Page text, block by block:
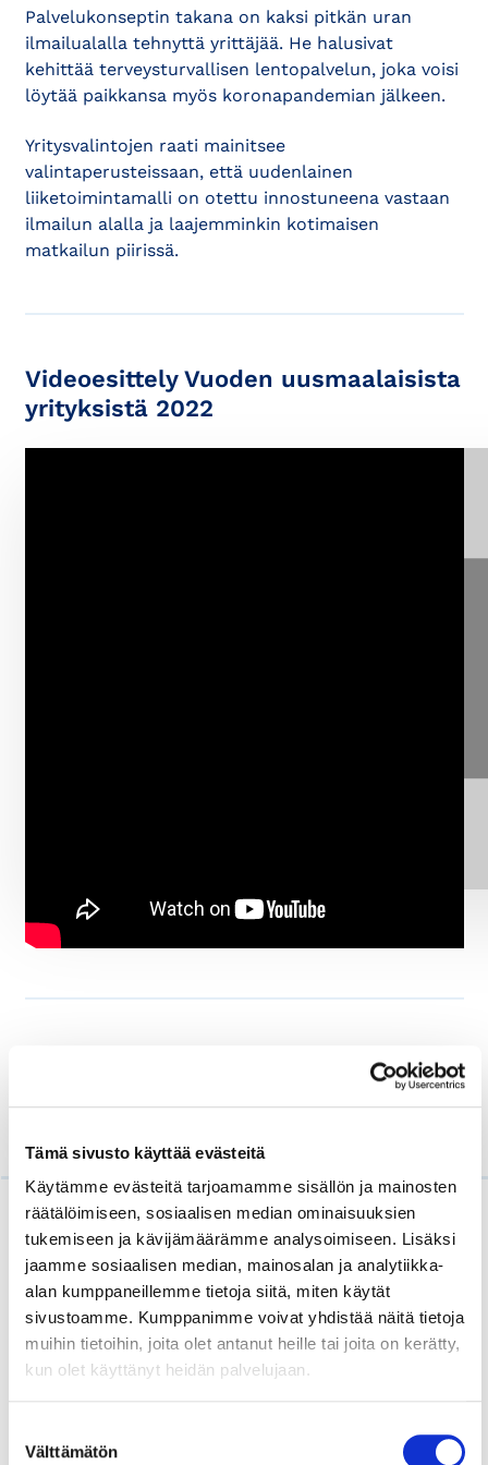
Tämä sivusto käyttää evästeitä
Käytämme evästeitä tarjoamamme sisällön ja mainosten
räätälöimiseen, sosiaalisen median ominaisuuksien
tukemiseen ja kävijämäärämme analysoimiseen. Lisäksi
jaamme sosiaalisen median, mainosalan ja analytiikka-
alan kumppaneillemme tietoja siitä, miten käytät
sivustoamme. Kumppanimme voivat yhdistää näitä tietoja
muihin tietoihin, joita olet antanut heille tai joita on kerätty,
kun olet käyttänyt heidän palvelujaan.
valinta
Välttämätön
Palvelukonseptin takana on kaksi pitkän uran
ilmailualalla tehnyttä yrittäjää. He halusivat
kehittää terveysturvallisen lentopalvelun, joka voisi
löytää paikkansa myös koronapandemian jälkeen.
Yritysvalintojen raati mainitsee
valintaperusteissaan, että uudenlainen
liiketoimintamalli on otettu innostuneena vastaan
ilmailun alalla ja laajemminkin kotimaisen
matkailun piirissä.
Videoesittely Vuoden uusmaalaisista
yrityksistä 2022
Ole hyvä ja hyväksy kaikki evästeetnähdäksesi
YouTube -sisällön.
Uudenmaan yrityspalkinnoista
Yritysvalinnoilla pitkät
perinteet
Uudenmaan liitto yhteistyökumppaneineen
Yrityspalkinnot on jaettu jo vuodesta 1993